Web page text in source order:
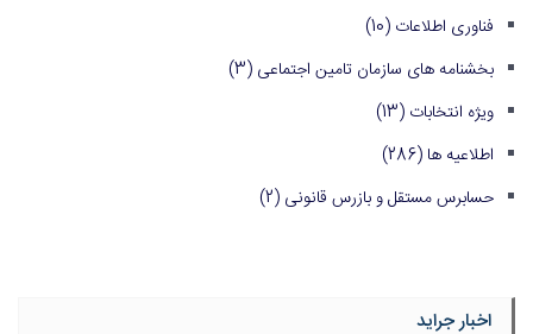
فناوری اطلاعات (10)
بخشنامه های سازمان تامین اجتماعی (3)
ویژه انتخابات (13)
اطلاعیه ها (286)
حسابرس مستقل و بازرس قانونی (2)
اخبار جراید